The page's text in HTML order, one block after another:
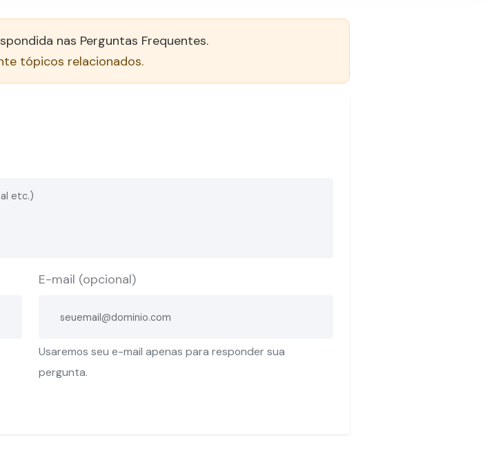
nas Perguntas Frequentes.
tópicos relacionados.
E-mail (opcional)
Usaremos seu e-mail apenas para responder sua
pergunta.